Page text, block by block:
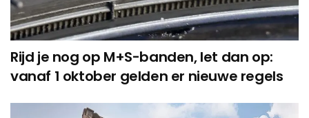
Rijd je nog op M+S-banden, let dan op:
vanaf 1 oktober gelden er nieuwe regels